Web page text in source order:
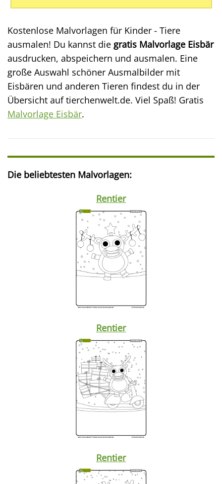
Kostenlose Malvorlagen für Kinder - Tiere
ausmalen! Du kannst die gratis Malvorlage Eisbär
ausdrucken, abspeichern und ausmalen. Eine
große Auswahl schöner Ausmalbilder mit
Eisbären und anderen Tieren findest du in der
Übersicht auf tierchenwelt.de. Viel Spaß! Gratis
Malvorlage Eisbär.
Die beliebtesten Malvorlagen:
Rentier
Rentier
Rentier